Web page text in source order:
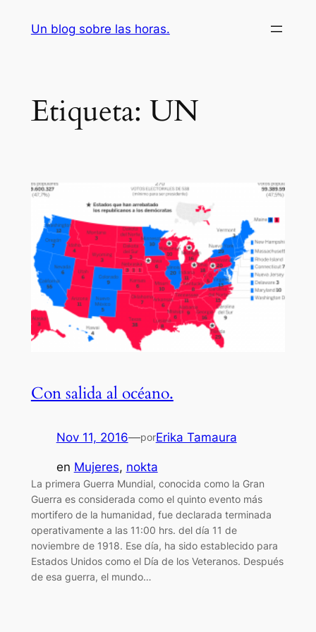
Un blog sobre las horas.
Etiqueta: UN
Con salida al océano.
Nov 11, 2016—porErika Tamaura
en Mujeres, nokta
La primera Guerra Mundial, conocida como la Gran
Guerra es considerada como el quinto evento más
mortifero de la humanidad, fue declarada terminada
operativamente a las 11:00 hrs. del día 11 de
noviembre de 1918. Ese día, ha sido establecido para
Estados Unidos como el Día de los Veteranos. Después
de esa guerra, el mundo…